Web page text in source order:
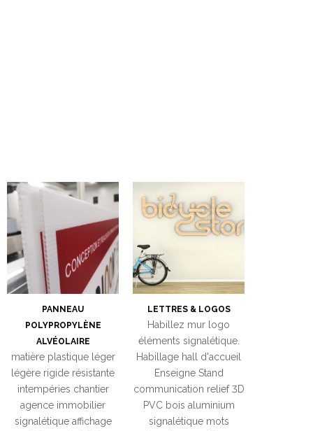
PANNEAU
POLYPROPYLÈNE
ALVÉOLAIRE
matière plastique léger
légère rigide résistante
intempéries chantier
agence immobilier
signalétique affichage
LETTRES & LOGOS
Habillez mur logo
éléments signalétique.
Habillage hall d'accueil
Enseigne Stand
communication relief 3D
PVC bois aluminium
signalétique mots